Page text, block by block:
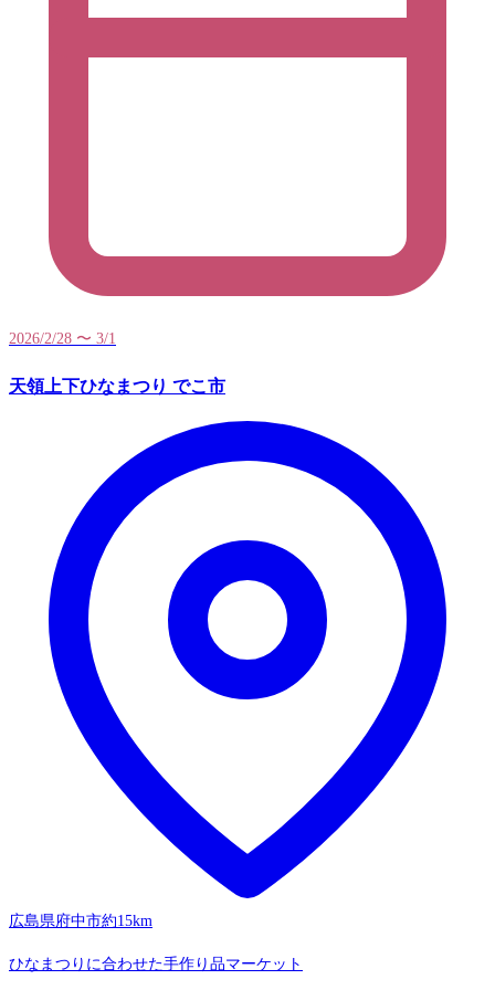
2026/2/28 〜 3/1
天領上下ひなまつり でこ市
広島県府中市約15km
ひなまつりに合わせた手作り品マーケット